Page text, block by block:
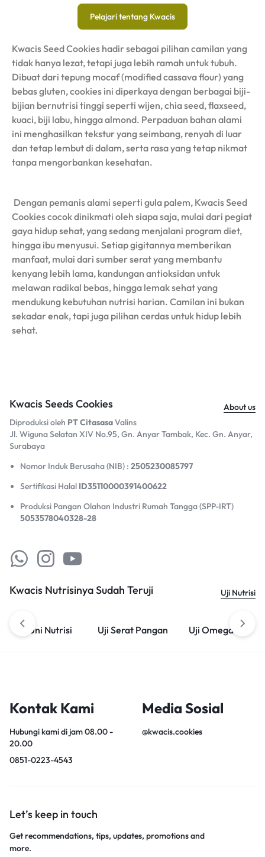
Pelajari tentang Kwacis
Kwacis Seed Cookies hadir sebagai pilihan camilan yang
tidak hanya lezat, tetapi juga lebih ramah untuk tubuh.
Dibuat dari tepung mocaf (modified cassava flour) yang
bebas gluten, cookies ini diperkaya dengan berbagai biji-
bijian bernutrisi tinggi seperti wijen, chia seed, flaxseed,
kuaci, biji labu, hingga almond. Perpaduan bahan alami
ini menghasilkan tekstur yang seimbang, renyah di luar
dan tetap lembut di dalam, serta rasa yang tetap nikmat
tanpa mengorbankan kesehatan.
Dengan pemanis alami seperti gula palem, Kwacis Seed
Cookies cocok dinikmati oleh siapa saja, mulai dari pegiat
gaya hidup sehat, yang sedang menjalani program diet,
hingga ibu menyusui. Setiap gigitannya memberikan
manfaat, mulai dari sumber serat yang membantu
kenyang lebih lama, kandungan antioksidan untuk
melawan radikal bebas, hingga lemak sehat yang
mendukung kebutuhan nutrisi harian. Camilan ini bukan
sekadar enak, tapi juga pilihan cerdas untuk hidup lebih
sehat.
Kwacis Seeds Cookies
About us
Diproduksi oleh PT CitasasaValins
Jl. Wiguna Selatan XIV No.95, Gn. Anyar Tambak, Kec. Gn. Anyar,
Surabaya​
Nomor Induk Berusaha (NIB) :2505230085797
Sertifikasi Halal ID35110000391400622
Produksi Pangan Olahan Industri Rumah Tangga (SPP-IRT)
5053578040328-28
Kwacis Nutrisinya Sudah Teruji Uji Nutrisi
Uni Nutrisi Uji Serat Pangan Uji Omega 3
Kontak Kami
Hubungi kami di jam 08.00 -
20.00
0851-0223-4543
Media Sosial
@kwacis.cookies
Let’s keep in touch
Get recommendations, tips, updates, promotions and
more.